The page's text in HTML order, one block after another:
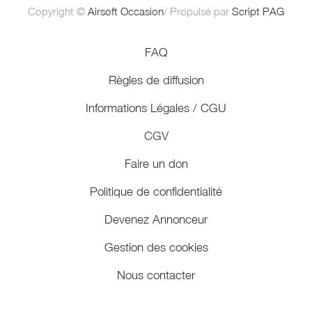
Copyright © Airsoft Occasion/ Propulsé par Script PAG
FAQ
Règles de diffusion
Informations Légales / CGU
CGV
Faire un don
Politique de confidentialité
Devenez Annonceur
Gestion des cookies
Nous contacter